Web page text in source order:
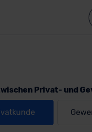
Privat- und